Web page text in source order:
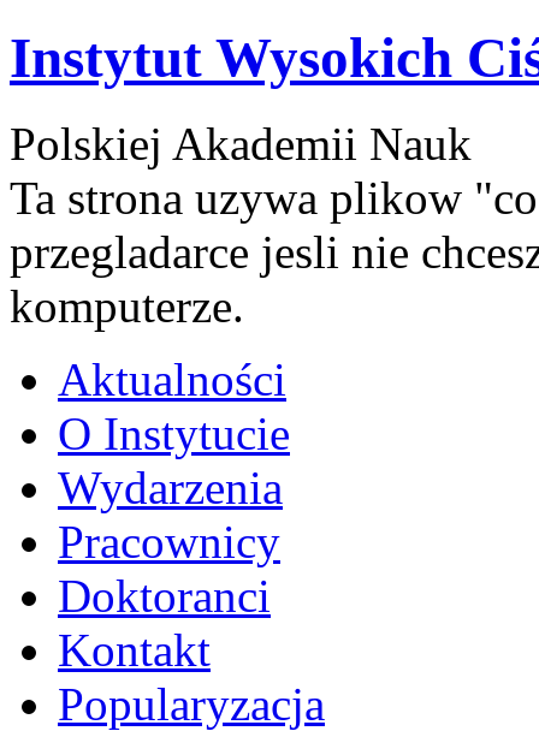
Instytut Wysokich
Polskiej Akademii Nauk
Ta strona uzywa plikow
przegladarce jesli nie
komputerze.
Aktualności
O Instytucie
Wydarzenia
Pracownicy
Doktoranci
Kontakt
Popularyzacja